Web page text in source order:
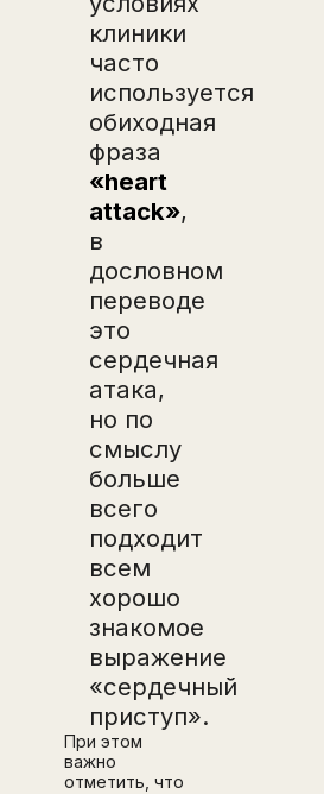
клиники
часто
используется
обиходная
фраза
«heart
attack»,
в
дословном
переводе
это
сердечная
атака,
но по
смыслу
больше
всего
подходит
всем
хорошо
знакомое
выражение
«сердечный
приступ».
При этом
важно
отметить, что